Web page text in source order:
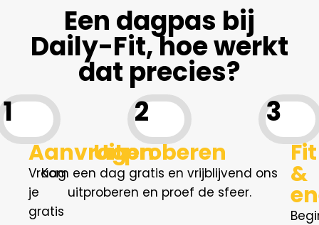
Een dagpas bij
Daily-Fit, hoe werkt
dat precies?
1
Aanvragen
Vraag
je
gratis
2
Uitproberen
Kom een dag gratis en vrijblijvend ons
uitproberen en proef de sfeer.
3
Fit
&